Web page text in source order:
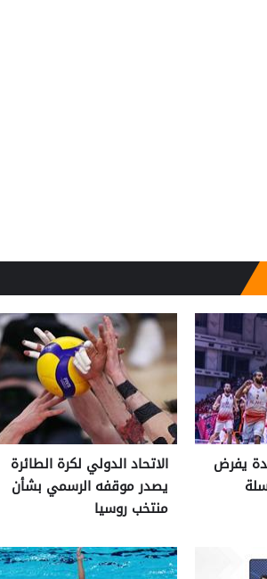
يفرض
الاتحاد الدولي لكرة الطائرة
يصدر موقفه الرسمي بشأن
منتخب روسيا